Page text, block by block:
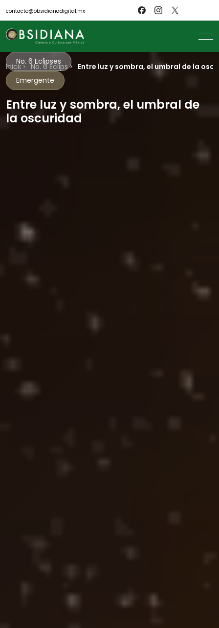
contacto@obsidianadigital.mx
search
Inicio
Nosotros
Revistas
Científicos
Blog
Inicio No. 6 Eclipses Entre luz y sombra, el umbral de la
No. 6 Eclipses
Emergente
Entre luz y sombra, el umbral de
la oscuridad